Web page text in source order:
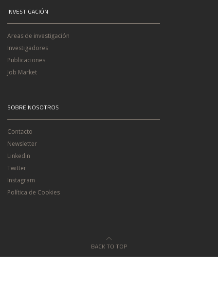
INVESTIGACIÓN
Areas de investigación
Investigadores
Publicaciones
Job Market
SOBRE NOSOTROS
Contacto
Newsletter
Linkedin
Twitter
Instagram
Política de Cookies
BACK TO TOP